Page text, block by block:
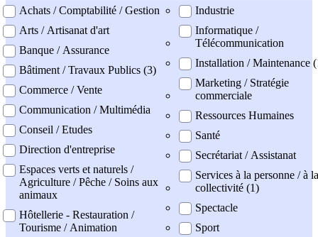
professionel
Achats / Comptabilité / Gestion
Arts / Artisanat d'art
Banque / Assurance
Bâtiment / Travaux Publics (3)
Commerce / Vente
Communication / Multimédia
Conseil / Etudes
Direction d'entreprise
Espaces verts et naturels /
Agriculture / Pêche / Soins aux
animaux
Hôtellerie - Restauration /
Tourisme / Animation
Industrie
Informatique /
Télécommunication
Installation / Maintenance
Marketing / Stratégie
commerciale
Ressources Humaines
Santé
Secrétariat / Assistanat
Services à la personne / à la
collectivité (1)
Spectacle
Sport